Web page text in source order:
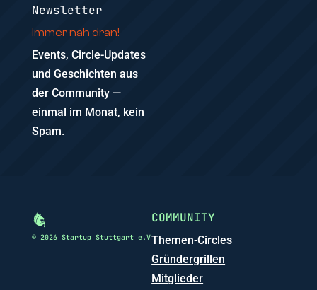
Newsletter
Immer nah dran!
Events, Circle-Updates
und Geschichten aus
der Community —
einmal im Monat, kein
Spam.
© 2026 Startup Stuttgart e.V
COMMUNITY
Themen-Circles
Gründergrillen
Mitglieder